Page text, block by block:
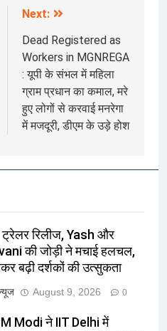
Next:
Dead Registered as
Workers in MGNREGA
: यूपी के संभल में महिला
ग्राम प्रधान का कमाल, मरे
हुए लोगों से करवाई मनरेगा
में मजदूरी, डीएम के उड़े होश
ट्रेलर रिलीज, Yash और
की जोड़ी ने मचाई हलचल,
बढ़ी दर्शकों की उत्सुकता
August 9, 2026 0
Modi ने IIT Delhi में